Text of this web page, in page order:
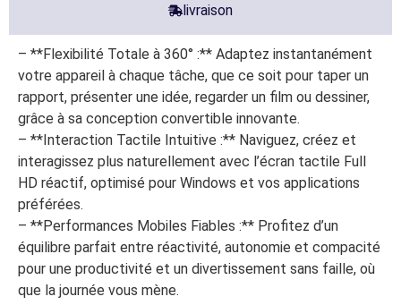
livraison
– **Flexibilité Totale à 360° :** Adaptez instantanément
votre appareil à chaque tâche, que ce soit pour taper un
rapport, présenter une idée, regarder un film ou dessiner,
grâce à sa conception convertible innovante.
– **Interaction Tactile Intuitive :** Naviguez, créez et
interagissez plus naturellement avec l’écran tactile Full
HD réactif, optimisé pour Windows et vos applications
préférées.
– **Performances Mobiles Fiables :** Profitez d’un
équilibre parfait entre réactivité, autonomie et compacité
pour une productivité et un divertissement sans faille, où
que la journée vous mène.